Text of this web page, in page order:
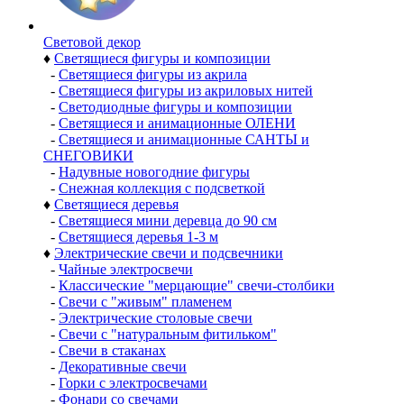
Световой декор
♦ Светящиеся фигуры и композиции
- Светящиеся фигуры из акрила
- Светящиеся фигуры из акриловых нитей
- Светодиодные фигуры и композиции
- Светящиеся и анимационные ОЛЕНИ
- Светящиеся и анимационные САНТЫ и
СНЕГОВИКИ
- Надувные новогодние фигуры
- Снежная коллекция с подсветкой
♦ Светящиеся деревья
- Светящиеся мини деревца до 90 см
- Светящиеся деревья 1-3 м
♦ Электрические свечи и подсвечники
- Чайные электросвечи
- Классические "мерцающие" свечи-столбики
- Свечи с "живым" пламенем
- Электрические столовые свечи
- Свечи с "натуральным фитильком"
- Свечи в стаканах
- Декоративные свечи
- Горки с электросвечами
- Фонари со свечами